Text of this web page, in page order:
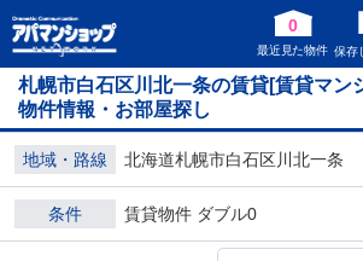
0
最近見た物件 保存
札幌市白石区川北一条の賃貸[賃貸マン
物件情報・お部屋探し
地域・路線 北海道札幌市白石区川北一条
条件 賃貸物件 ダブル0